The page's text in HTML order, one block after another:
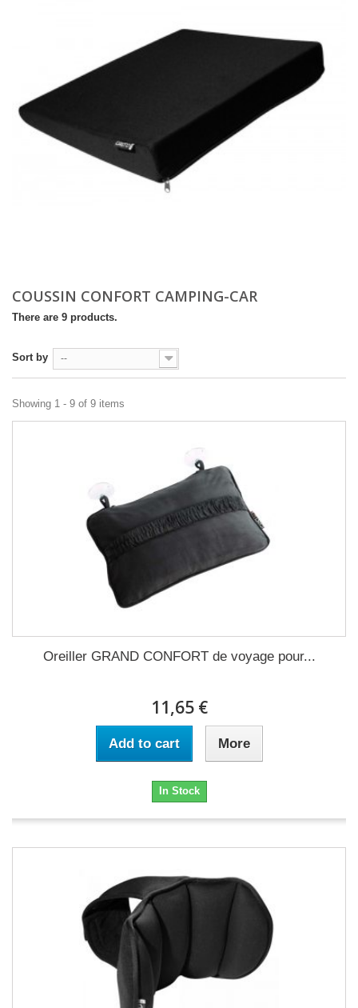
COUSSIN CONFORT CAMPING-CAR
There are 9 products.
Sort by --
Showing 1 - 9 of 9 items
Oreiller GRAND CONFORT de voyage pour...
11,65 €
Add to cart More
In Stock